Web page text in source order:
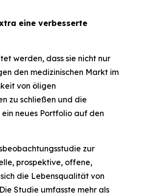
eine verbesserte
werden, dass sie nicht nur
den medizinischen Markt im
von öligen
zu schließen und die
neues Portfolio auf den
zur
prospektive, offene,
die Lebensqualität von
Studie umfasste mehr als